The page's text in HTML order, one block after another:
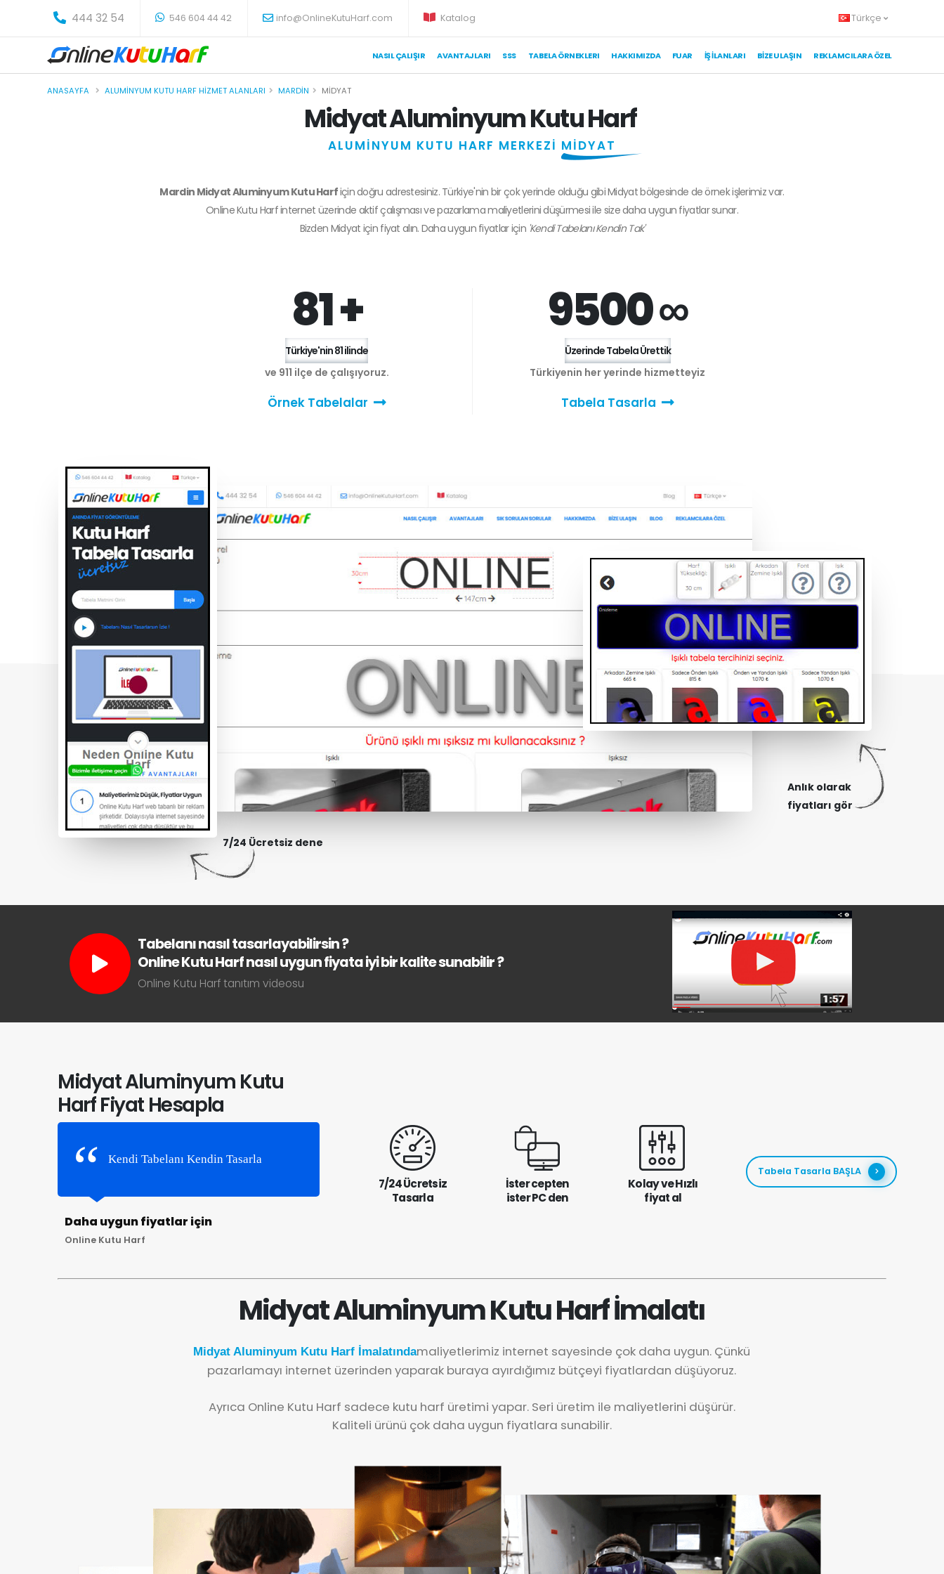
444 32 54 546 604 44 42 info@OnlineKutuHarf.com Katalog Türkçe
NASIL ÇALIŞIR AVANTAJLARI SSS TABELA ÖRNEKLERI HAKKIMIZDA FUAR İŞ İLANLARI BIZE ULAŞIN REKLAMCILARA ÖZEL
ANASAYFA ALUMINYUM KUTU HARF HIZMET ALANLARI MARDIN MIDYAT
Midyat Aluminyum Kutu Harf
ALUMİNYUM KUTU HARF MERKEZİ MİDYAT
Mardin Midyat Aluminyum Kutu Harfiçin doğru adrestesiniz. Türkiye'nin bir çok yerinde olduğu gibi Midyat bölgesinde de örnek işlerimiz var.
Online Kutu Harf internet üzerinde aktif çalışması ve pazarlama maliyetlerini düşürmesi ile size daha uygun fiyatlar sunar.
Bizden Midyat için fiyat alın. Daha uygun fiyatlar için 'Kendi Tabelanı Kendin Tak'
81 +
Türkiye'nin 81 ilinde
ve 911 ilçe de çalışıyoruz.
Örnek Tabelalar
9500 ∞
Üzerinde Tabela Ürettik
Türkiyenin her yerinde hizmetteyiz
Tabela Tasarla
7/24 Ücretsiz dene
Anlık olarak
fiyatları gör
Tabelanı nasıl tasarlayabilirsin ?
Online Kutu Harf nasıl uygun fiyata iyi bir kalite sunabilir ?
Online Kutu Harf tanıtım videosu
Midyat Aluminyum Kutu
Harf Fiyat Hesapla
Kendi Tabelanı Kendin Tasarla
Daha uygun fiyatlar için
Online Kutu Harf
7/24 Ücretsiz
Tasarla
İster cepten
ister PC den
Kolay ve Hızlı
fiyat al
Tabela Tasarla BAŞLA
Midyat Aluminyum Kutu Harf İmalatı
Midyat Aluminyum Kutu Harf İmalatındamaliyetlerimiz internet sayesinde çok daha uygun. Çünkü
pazarlamayı internet üzerinden yaparak buraya ayırdığımız bütçeyi fiyatlardan düşüyoruz.
Ayrıca Online Kutu Harf sadece kutu harf üretimi yapar. Seri üretim ile maliyetlerini düşürür.
Kaliteli ürünü çok daha uygun fiyatlara sunabilir.